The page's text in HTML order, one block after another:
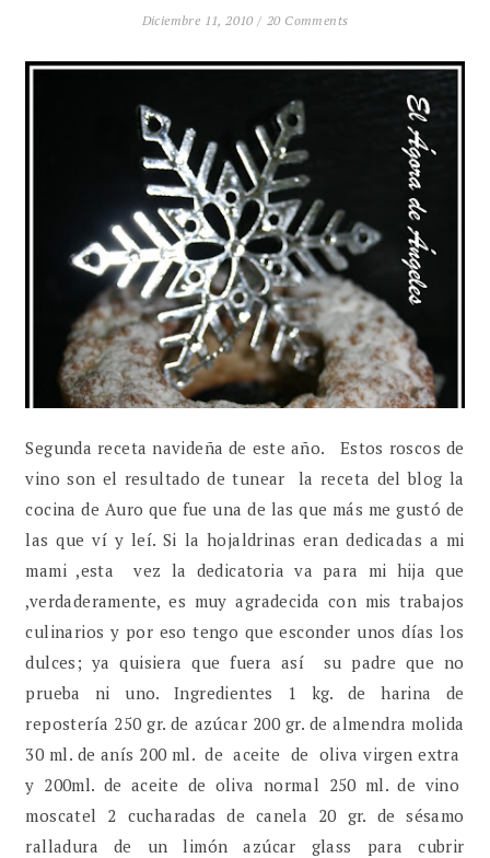
Diciembre 11, 2010 / 20 Comments
Segunda receta navideña de este año. Estos roscos de
vino son el resultado de tunear la receta del blog la
cocina de Auro que fue una de las que más me gustó de
las que ví y leí. Si la hojaldrinas eran dedicadas a mi
mami ,esta vez la dedicatoria va para mi hija que
,verdaderamente, es muy agradecida con mis trabajos
culinarios y por eso tengo que esconder unos días los
dulces; ya quisiera que fuera así su padre que no
prueba ni uno. Ingredientes 1 kg. de harina de
repostería 250 gr. de azúcar 200 gr. de almendra molida
30 ml. de anís 200 ml. de aceite de oliva virgen extra
y 200ml. de aceite de oliva normal 250 ml. de vino
moscatel 2 cucharadas de canela 20 gr. de sésamo
ralladura de un limón azúcar glass para cubrir